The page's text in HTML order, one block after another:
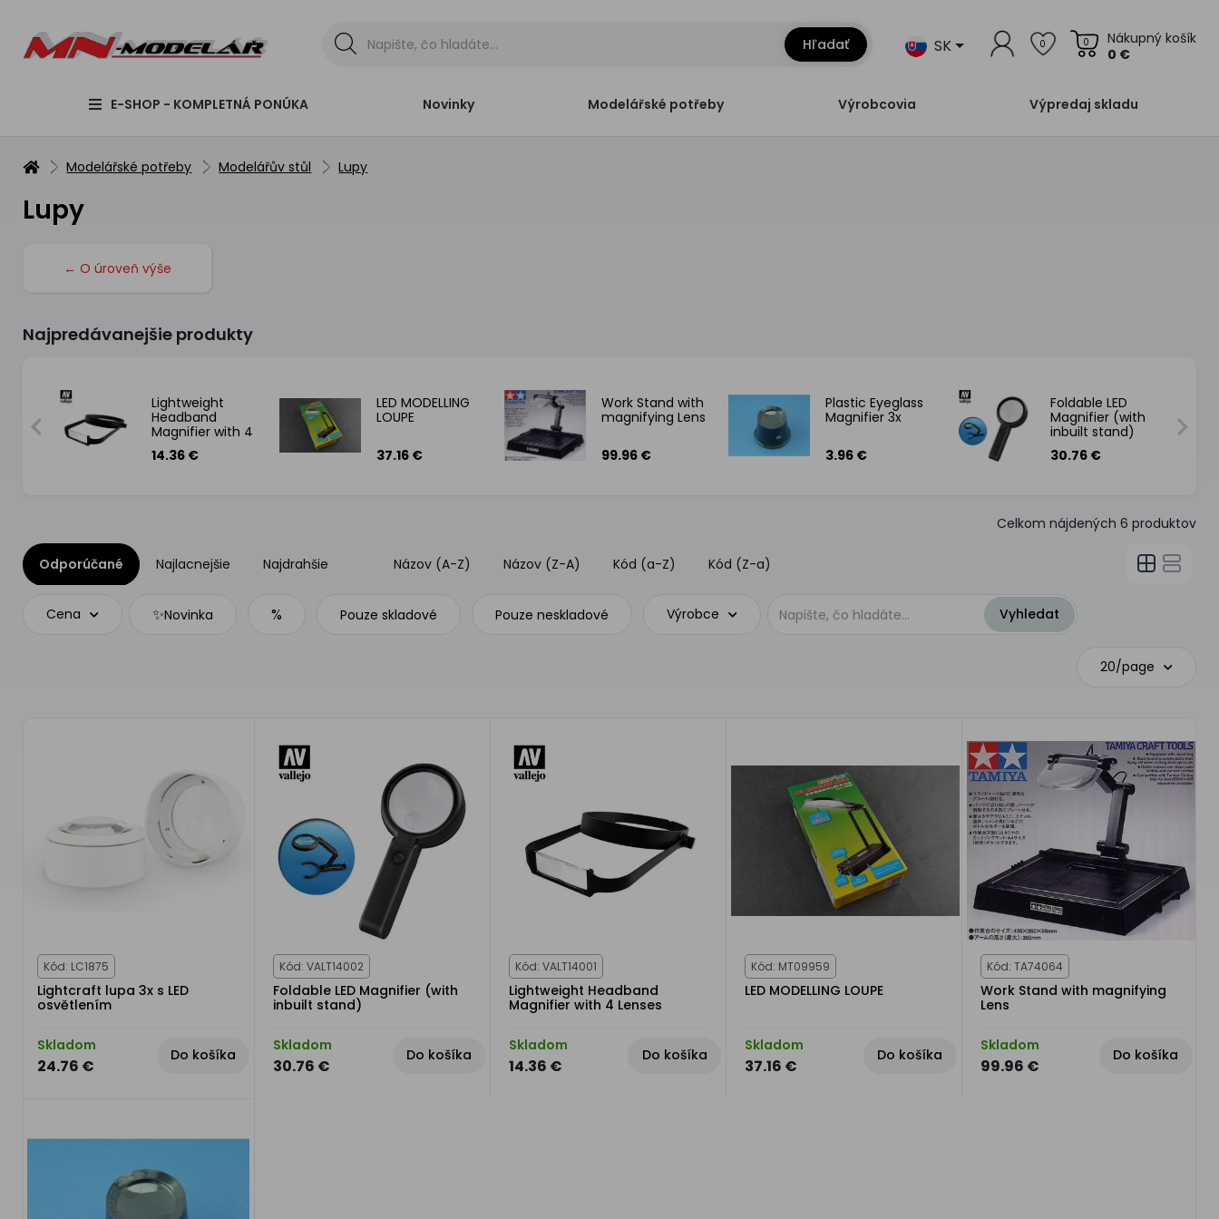
Hľadať SK 0
Nákupný košík
0 €
0
E-SHOP - KOMPLETNÁ PONÚKA Novinky Modelářské potřeby Výrobcovia Výpredaj skladu
Modelářské potřeby Modelářův stůl Lupy
Lupy
← O úroveň výše
Najpredávanejšie produkty
Lightweight
Headband
Magnifier with 4
Lenses
14.36 €
LED MODELLING
LOUPE
37.16 €
Work Stand with
magnifying Lens
99.96 €
Plastic Eyeglass
Magnifier 3x
3.96 €
Foldable LED
Magnifier (with
inbuilt stand)
30.76 €
Celkom nájdených 6 produktov
Odporúčané Najlacnejšie Najdrahšie Názov (A-Z) Názov (Z-A) Kód (a-Z) Kód (Z-a)
Cena ✨Novinka % Pouze skladové Pouze neskladové Výrobce
20/page
Kód: LC1875
Lightcraft lupa 3x s LED
osvětlením
Skladom
24.76 €
Do košíka
Kód: VALT14002
Foldable LED Magnifier (with
inbuilt stand)
Skladom
30.76 €
Do košíka
Kód: VALT14001
Lightweight Headband
Magnifier with 4 Lenses
Skladom
14.36 €
Do košíka
Kód: MT09959
LED MODELLING LOUPE
Skladom
37.16 €
Do košíka
Kód: TA74064
Work Stand with magnifying
Lens
Skladom
99.96 €
Do košíka